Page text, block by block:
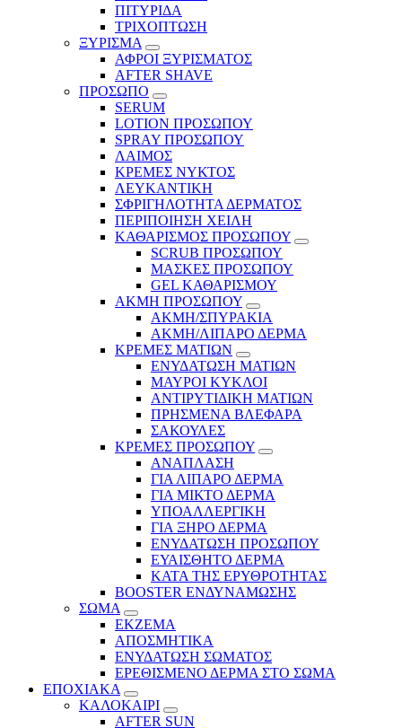
ΠΙΤΥΡΙΔΑ
ΤΡΙΧΟΠΤΩΣΗ
ΞΥΡΙΣΜΑ
ΑΦΡΟΙ ΞΥΡΙΣΜΑΤΟΣ
AFTER SHAVE
ΠΡΟΣΩΠΟ
SERUM
LOTION ΠΡΟΣΩΠΟΥ
SPRAY ΠΡΟΣΩΠΟΥ
ΛΑΙΜΟΣ
ΚΡΕΜΕΣ ΝΥΚΤΟΣ
ΛΕΥΚΑΝΤΙΚΗ
ΣΦΡΙΓΗΛΟΤΗΤΑ ΔΕΡΜΑΤΟΣ
ΠΕΡΙΠΟΙΗΣΗ ΧΕΙΛΗ
ΚΑΘΑΡΙΣΜΟΣ ΠΡΟΣΩΠΟΥ
SCRUB ΠΡΟΣΩΠΟΥ
ΜΑΣΚΕΣ ΠΡΟΣΩΠΟΥ
GEL ΚΑΘΑΡΙΣΜΟΥ
ΑΚΜΗ ΠΡΟΣΩΠΟΥ
ΑΚΜΗ/ΣΠΥΡΑΚΙΑ
ΑΚΜΗ/ΛΙΠΑΡΟ ΔΕΡΜΑ
ΚΡΕΜΕΣ ΜΑΤΙΩΝ
ΕΝΥΔΑΤΩΣΗ ΜΑΤΙΩΝ
ΜΑΥΡΟΙ ΚΥΚΛΟΙ
ΑΝΤΙΡΥΤΙΔΙΚΗ ΜΑΤΙΩΝ
ΠΡΗΣΜΕΝΑ ΒΛΕΦΑΡΑ
ΣΑΚΟΥΛΕΣ
ΚΡΕΜΕΣ ΠΡΟΣΩΠΟΥ
ΑΝΑΠΛΑΣΗ
ΓΙΑ ΛΙΠΑΡΟ ΔΕΡΜΑ
ΓΙΑ ΜΙΚΤΟ ΔΕΡΜΑ
ΥΠΟΑΛΛΕΡΓΙΚΗ
ΓΙΑ ΞΗΡΟ ΔΕΡΜΑ
ΕΝΥΔΑΤΩΣΗ ΠΡΟΣΩΠΟΥ
ΕΥΑΙΣΘΗΤΟ ΔΕΡΜΑ
ΚΑΤΑ ΤΗΣ ΕΡΥΘΡΟΤΗΤΑΣ
BOOSTER ΕΝΔΥΝΑΜΩΣΗΣ
ΣΩΜΑ
ΕΚΖΕΜΑ
ΑΠΟΣΜΗΤΙΚΑ
ΕΝΥΔΑΤΩΣΗ ΣΩΜΑΤΟΣ
ΕΡΕΘΙΣΜΕΝΟ ΔΕΡΜΑ ΣΤΟ ΣΩΜΑ
ΕΠΟΧΙΑΚΑ
ΚΑΛΟΚΑΙΡΙ
AFTER SUN